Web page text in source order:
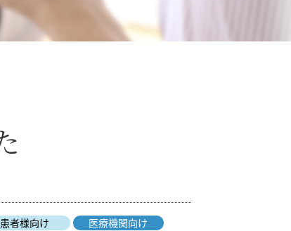
患者様向け 医療機関向け